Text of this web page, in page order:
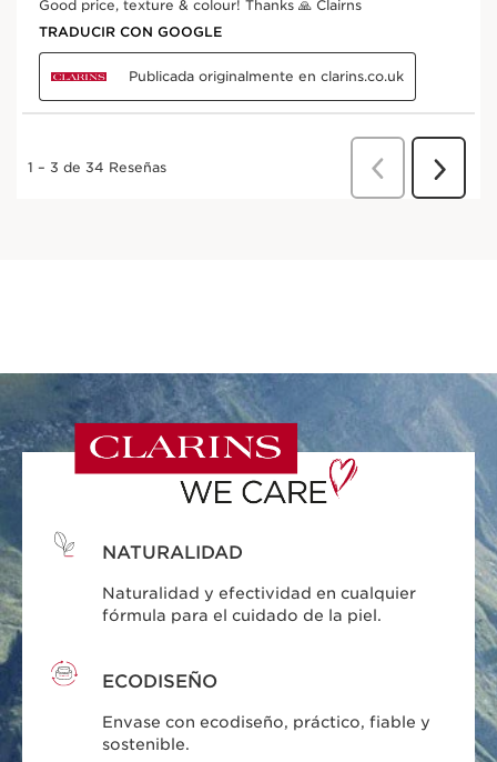
NATURALIDAD
Naturalidad y efectividad en cualquier
fórmula para el cuidado de la piel.
ECODISEÑO
Envase con ecodiseño, práctico, fiable y
sostenible.